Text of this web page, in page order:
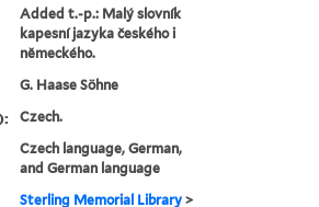
Added t.-p.: Malý slovník
kapesní jazyka českého i
německého.
G. Haase Söhne
Czech.
Czech language, German,
and German language
Sterling Memorial Library >